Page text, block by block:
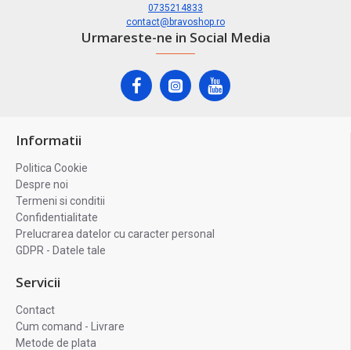
0735214833
contact@bravoshop.ro
Urmareste-ne in Social Media
Informatii
Politica Cookie
Despre noi
Termeni si conditii
Confidentialitate
Prelucrarea datelor cu caracter personal
GDPR - Datele tale
Servicii
Contact
Cum comand - Livrare
Metode de plata